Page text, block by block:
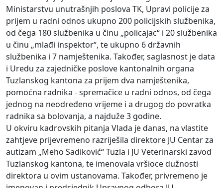
Ministarstvu unutrašnjih poslova TK, Upravi policije za
prijem u radni odnos ukupno 200 policijskih službenika,
od čega 180 službenika u činu „policajac“ i 20 službenika
u činu „mlađi inspektor“, te ukupno 6 državnih
službenika i 7 namještenika. Također, saglasnost je data
i Uredu za zajedničke poslove kantonalnih organa
Tuzlanskog kantona za prijem dva namještenika,
pomoćna radnika - spremačice u radni odnos, od čega
jednog na neodređeno vrijeme i a drugog do povratka
radnika sa bolovanja, a najduže 3 godine.
U okviru kadrovskih pitanja Vlada je danas, na vlastite
zahtjeve prijevremeno razriješila direktore JU Centar za
autizam „Meho Sadiković“ Tuzla i JU Veterinarski zavod
Tuzlanskog kantona, te imenovala vršioce dužnosti
direktora u ovim ustanovama. Također, privremeno je